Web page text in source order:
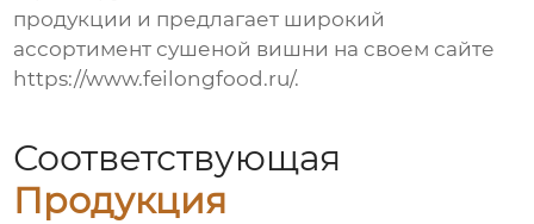
продукции и предлагает широкий
ассортимент сушеной вишни на своем сайте
https://www.feilongfood.ru/.
Соответствующая
Продукция